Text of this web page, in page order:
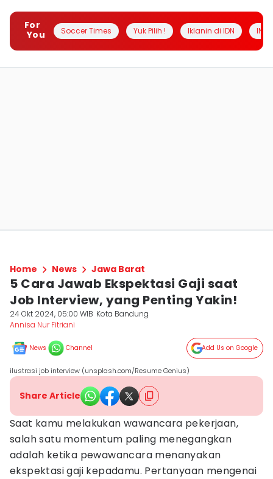
For
You
Soccer Times Yuk Pilih ! Iklanin di IDN
Home News Jawa Barat
5 Cara Jawab Ekspektasi Gaji saat
Job Interview, yang Penting Yakin!
24 Okt 2024, 05:00 WIB Kota Bandung
Annisa Nur Fitriani
News Channel Add Us on Google
ilustrasi job interview (unsplash.com/Resume Genius)
Share Article
Saat kamu melakukan wawancara pekerjaan,
salah satu momentum paling menegangkan
adalah ketika pewawancara menanyakan
ekspektasi gaji kepadamu. Pertanyaan mengenai